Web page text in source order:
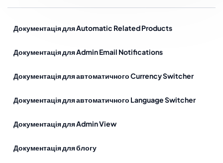
Документація для Automatic Related Products
Документація для Admin Email Notifications
Документація для автоматичного Currency Switcher
Документація для автоматичного Language Switcher
Документація для Admin View
Документація для блогу